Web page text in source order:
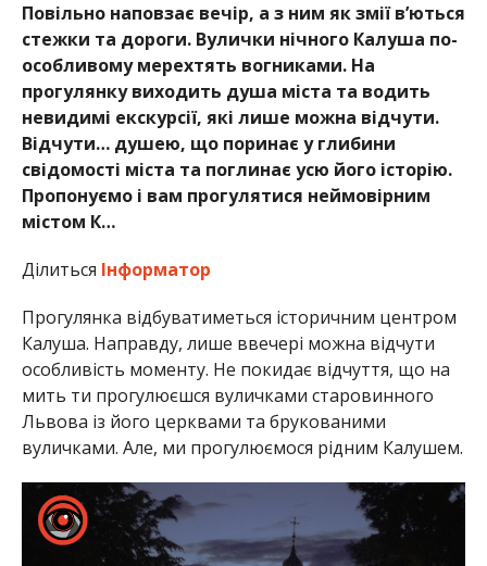
Повільно наповзає вечір, а з ним як змії в’ються
стежки та дороги. Вулички нічного Калуша по-
особливому мерехтять вогниками. На
прогулянку виходить душа міста та водить
невидимі екскурсії, які лише можна відчути.
Відчути… душею, що поринає у глибини
свідомості міста та поглинає усю його історію.
Пропонуємо і вам прогулятися неймовірним
містом К…
Ділиться Інформатор
Прогулянка відбуватиметься історичним центром
Калуша. Направду, лише ввечері можна відчути
особливість моменту. Не покидає відчуття, що на
мить ти прогулюєшся вуличками старовинного
Львова із його церквами та брукованими
вуличками. Але, ми прогулюємося рідним Калушем.